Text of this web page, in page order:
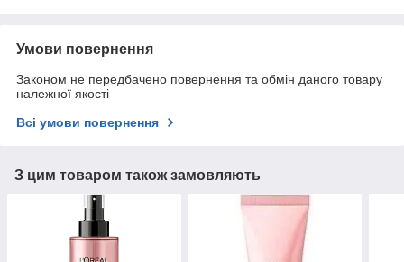
Умови повернення
Законом не передбачено повернення та обмін даного товару
належної якості
Всі умови повернення
З цим товаром також замовляють